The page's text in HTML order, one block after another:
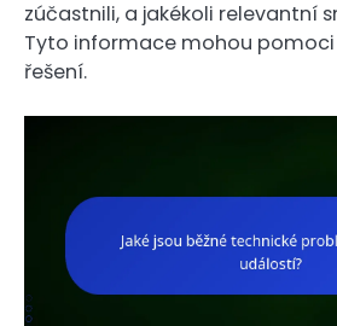
zúčastnili, a jakékoli relevantní
Tyto informace mohou
řešení.